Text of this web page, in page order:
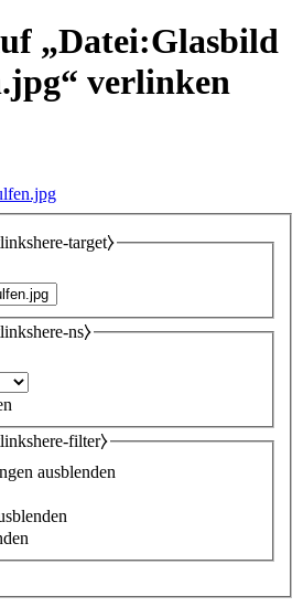
„Datei:Glasbild
verlinken
target⧽
ns⧽
filter⧽
ausblenden